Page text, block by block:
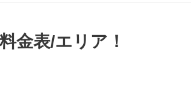
金表/エリア！